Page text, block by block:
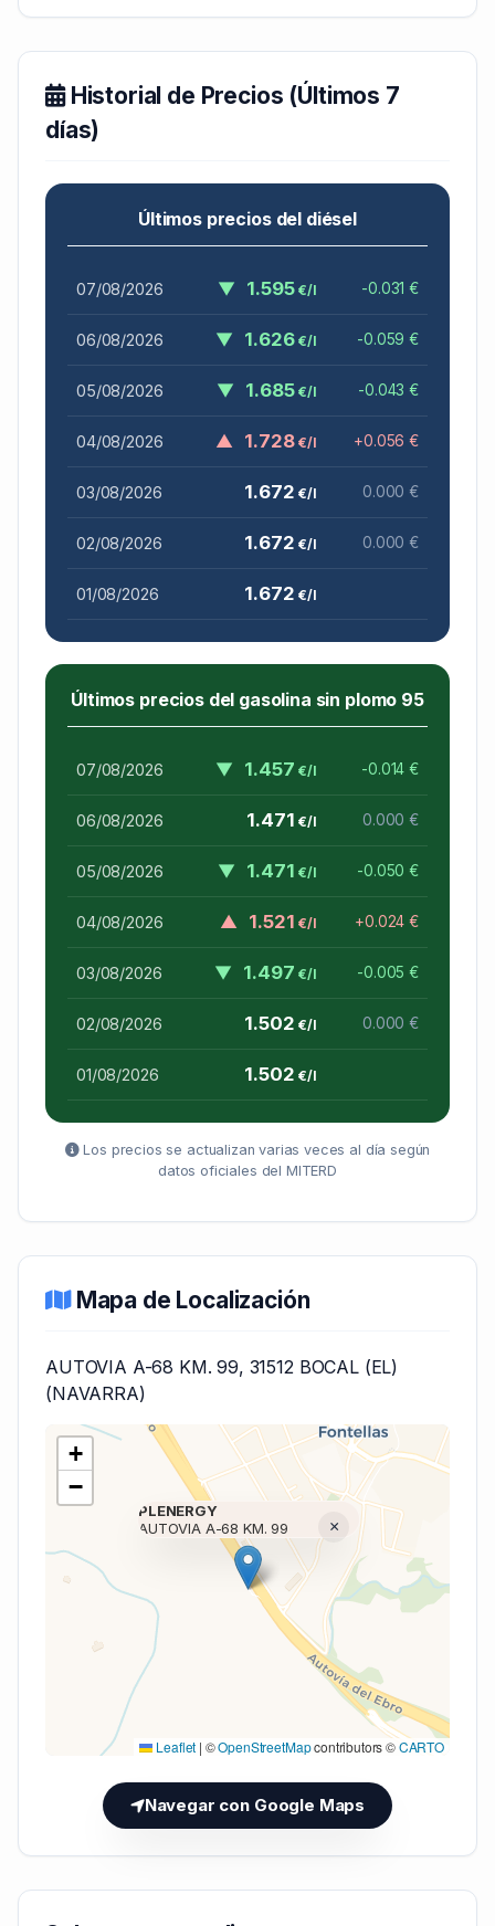
Historial de Precios (Últimos 7
días)
Últimos precios del diésel
07/08/2026 ▼ 1.595€/l -0.031 €
06/08/2026 ▼ 1.626€/l -0.059 €
05/08/2026 ▼ 1.685€/l -0.043 €
04/08/2026 ▲ 1.728€/l +0.056 €
03/08/2026 1.672€/l 0.000 €
02/08/2026 1.672€/l 0.000 €
01/08/2026 1.672€/l
Últimos precios del gasolina sin plomo 95
07/08/2026 ▼ 1.457€/l -0.014 €
06/08/2026 1.471€/l 0.000 €
05/08/2026 ▼ 1.471€/l -0.050 €
04/08/2026 ▲ 1.521€/l +0.024 €
03/08/2026 ▼ 1.497€/l -0.005 €
02/08/2026 1.502€/l 0.000 €
01/08/2026 1.502€/l
Los precios se actualizan varias veces al día según
datos oficiales del MITERD
Mapa de Localización
AUTOVIA A-68 KM. 99, 31512 BOCAL (EL)
(NAVARRA)
Cargando mapa (V7 Inline)...
PLENERGY
AUTOVIA A-68 KM. 99
×
+
−
Leaflet | ©OpenStreetMapcontributors ©CARTO
Navegar con Google Maps